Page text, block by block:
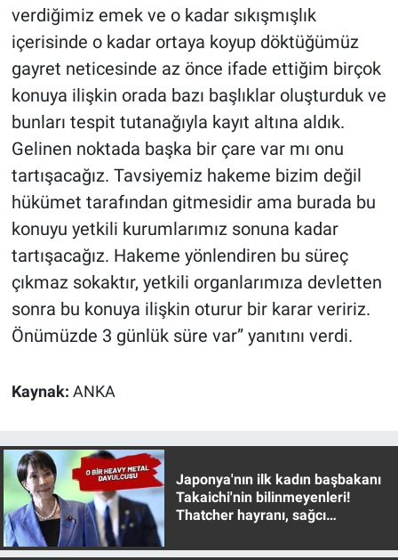
verdiğimiz emek ve o kadar sıkışmışlık
içerisinde o kadar ortaya koyup döktüğümüz
gayret neticesinde az önce ifade ettiğim birçok
konuya ilişkin orada bazı başlıklar oluşturduk ve
bunları tespit tutanağıyla kayıt altına aldık.
Gelinen noktada başka bir çare var mı onu
tartışacağız. Tavsiyemiz hakeme bizim değil
hükümet tarafından gitmesidir ama burada bu
konuyu yetkili kurumlarımız sonuna kadar
tartışacağız. Hakeme yönlendiren bu süreç
çıkmaz sokaktır, yetkili organlarımıza devletten
sonra bu konuya ilişkin oturur bir karar veririz.
Önümüzde 3 günlük süre var” yanıtını verdi.
Kaynak: ANKA
Japonya'nın ilk kadın başbakanı
Takaichi'nin bilinmeyenleri!
Thatcher hayranı, sağcı